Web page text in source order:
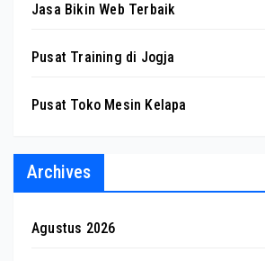
Jasa Bikin Web Terbaik
Pusat Training di Jogja
Pusat Toko Mesin Kelapa
Archives
Agustus 2026